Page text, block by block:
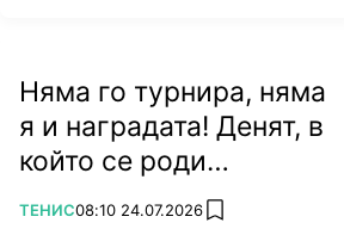
Няма го турнира, няма
я и наградата! Денят, в
който се роди
легендата Джокович
ПОВЕЧЕ ОТ
ТЕНИС08:10 24.07.2026 add favorites